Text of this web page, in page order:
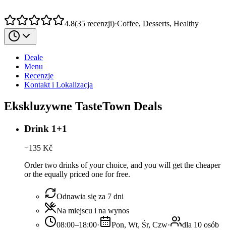
4.8(35 recenzji)·Coffee, Desserts, Healthy
Deale
Menu
Recenzje
Kontakt i Lokalizacja
Ekskluzywne TasteTown Deals
Drink 1+1
−135 Kč
Order two drinks of your choice, and you will get the cheaper
or the equally priced one for free.
Odnawia się za 7 dni
Na miejscu i na wynos
08:00–18:00· Pon, Wt, Śr, Czw·
dla 10 osób